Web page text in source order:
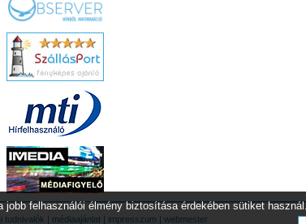
tudnivalók | médiaajánlat | impresszum | webmester
jobb felhasználói élmény biztosítása érdekében sütiket